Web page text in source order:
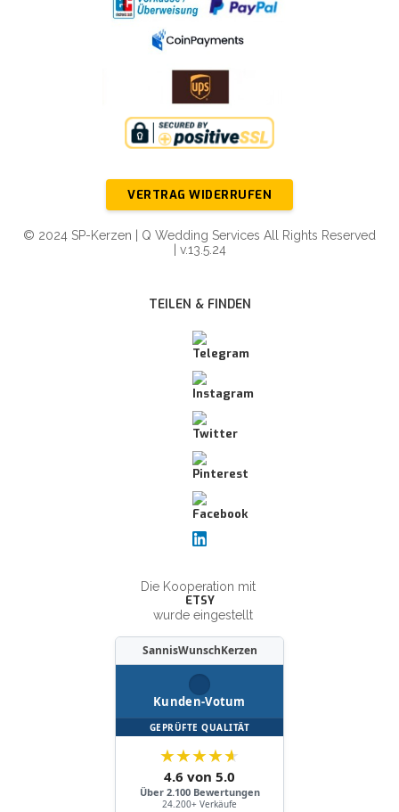
VERTRAG WIDERRUFEN
© 2024 SP-Kerzen | Q Wedding Services All Rights Reserved
| v.13.5.24
TEILEN & FINDEN
Die Kooperation mit
ETSY
wurde eingestellt
SannisWunschKerzen
Kunden-Votum
GEPRÜFTE QUALITÄT
★★★★★
4.6 von 5.0
Über 2.100 Bewertungen
24.200+ Verkäufe